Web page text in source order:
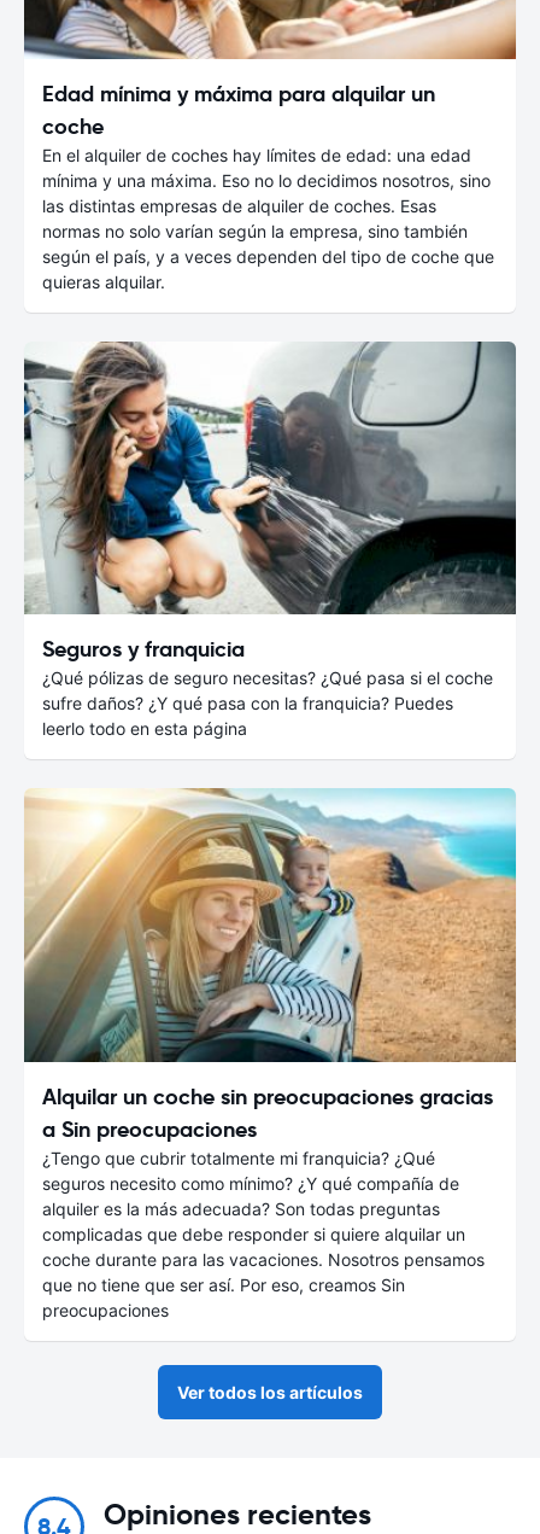
Edad mínima y máxima para alquilar un
coche
En el alquiler de coches hay límites de edad: una edad
mínima y una máxima. Eso no lo decidimos nosotros, sino
las distintas empresas de alquiler de coches. Esas
normas no solo varían según la empresa, sino también
según el país, y a veces dependen del tipo de coche que
quieras alquilar.
Seguros y franquicia
¿Qué pólizas de seguro necesitas? ¿Qué pasa si el coche
sufre daños? ¿Y qué pasa con la franquicia? Puedes
leerlo todo en esta página
Alquilar un coche sin preocupaciones gracias
a Sin preocupaciones
¿Tengo que cubrir totalmente mi franquicia? ¿Qué
seguros necesito como mínimo? ¿Y qué compañía de
alquiler es la más adecuada? Son todas preguntas
complicadas que debe responder si quiere alquilar un
coche durante para las vacaciones. Nosotros pensamos
que no tiene que ser así. Por eso, creamos Sin
preocupaciones
Ver todos los artículos
8.4 Opiniones recientes